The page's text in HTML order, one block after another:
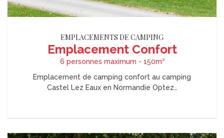
EMPLACEMENTS DE CAMPING
Emplacement Confort
6 personnes maximum - 150m²
Emplacement de camping confort au camping
Castel Lez Eaux en Normandie Optez…